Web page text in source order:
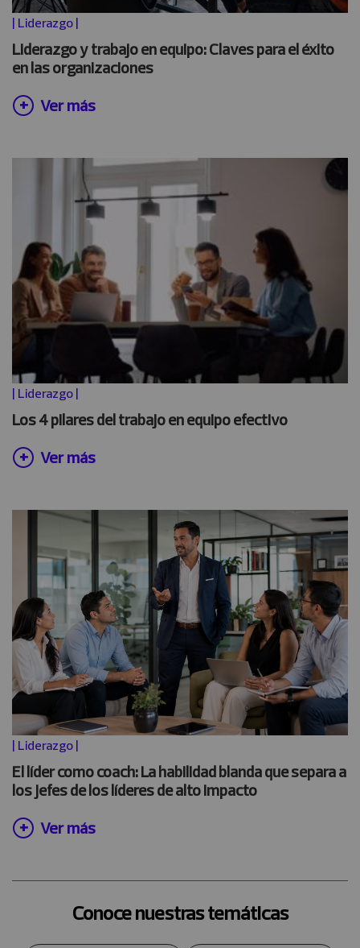
| Liderazgo |
Liderazgo y trabajo en equipo: Claves para el éxito
en las organizaciones
Ver más
| Liderazgo |
Los 4 pilares del trabajo en equipo efectivo
Ver más
| Liderazgo |
El líder como coach: La habilidad blanda que separa a
los jefes de los líderes de alto impacto
Ver más
Conoce nuestras temáticas